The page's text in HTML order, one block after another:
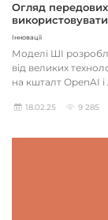
Огляд передових
використовувати
Інновації
Моделі ШІ
від великих
на кшталт OpenAI
18.02.25 9 285